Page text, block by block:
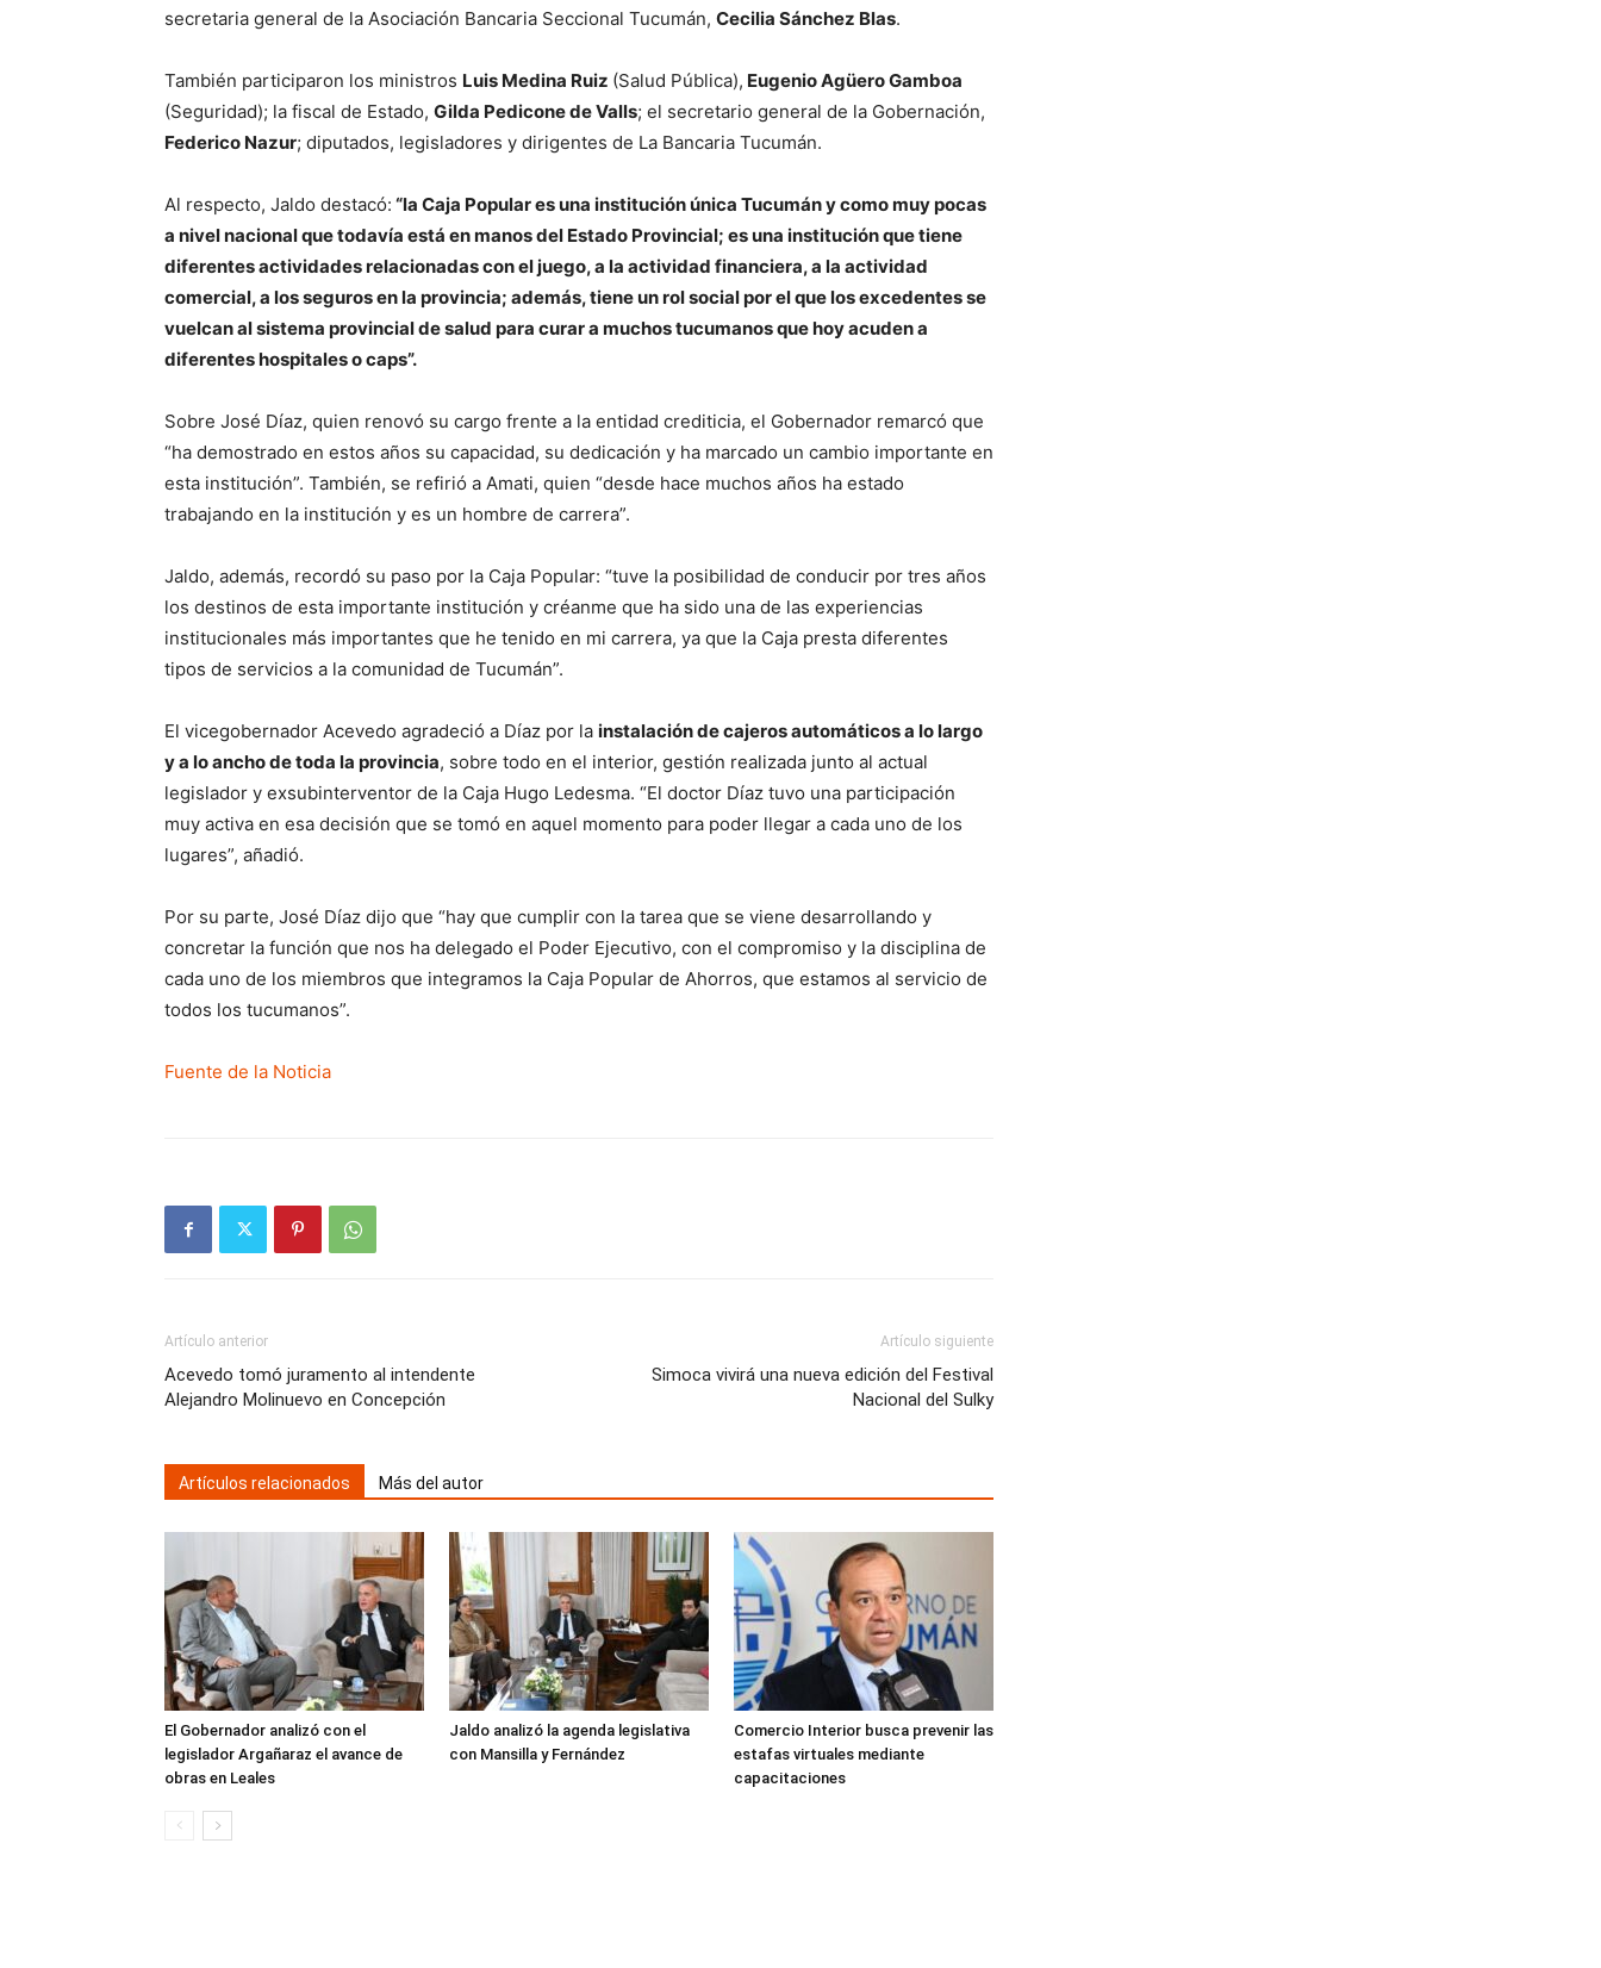
secretaria general de la Asociación Bancaria Seccional Tucumán, Cecilia Sánchez Blas.
También participaron los ministros Luis Medina Ruiz (Salud Pública), Eugenio Agüero Gamboa
(Seguridad); la fiscal de Estado, Gilda Pedicone de Valls; el secretario general de la Gobernación,
Federico Nazur; diputados, legisladores y dirigentes de La Bancaria Tucumán.
Al respecto, Jaldo destacó: “la Caja Popular es una institución única Tucumán y como muy pocas
a nivel nacional que todavía está en manos del Estado Provincial; es una institución que tiene
diferentes actividades relacionadas con el juego, a la actividad financiera, a la actividad
comercial, a los seguros en la provincia; además, tiene un rol social por el que los excedentes se
vuelcan al sistema provincial de salud para curar a muchos tucumanos que hoy acuden a
diferentes hospitales o caps”.
Sobre José Díaz, quien renovó su cargo frente a la entidad crediticia, el Gobernador remarcó que
“ha demostrado en estos años su capacidad, su dedicación y ha marcado un cambio importante en
esta institución”. También, se refirió a Amati, quien “desde hace muchos años ha estado
trabajando en la institución y es un hombre de carrera”.
Jaldo, además, recordó su paso por la Caja Popular: “tuve la posibilidad de conducir por tres años
los destinos de esta importante institución y créanme que ha sido una de las experiencias
institucionales más importantes que he tenido en mi carrera, ya que la Caja presta diferentes
tipos de servicios a la comunidad de Tucumán”.
El vicegobernador Acevedo agradeció a Díaz por la instalación de cajeros automáticos a lo largo
y a lo ancho de toda la provincia, sobre todo en el interior, gestión realizada junto al actual
legislador y exsubinterventor de la Caja Hugo Ledesma. “El doctor Díaz tuvo una participación
muy activa en esa decisión que se tomó en aquel momento para poder llegar a cada uno de los
lugares”, añadió.
Por su parte, José Díaz dijo que “hay que cumplir con la tarea que se viene desarrollando y
concretar la función que nos ha delegado el Poder Ejecutivo, con el compromiso y la disciplina de
cada uno de los miembros que integramos la Caja Popular de Ahorros, que estamos al servicio de
todos los tucumanos”.
Fuente de la Noticia
Artículo anterior
Acevedo tomó juramento al intendente
Alejandro Molinuevo en Concepción
Artículo siguiente
Simoca vivirá una nueva edición del Festival
Nacional del Sulky
Artículos relacionados Más del autor
El Gobernador analizó con el
legislador Argañaraz el avance de
obras en Leales
Jaldo analizó la agenda legislativa
con Mansilla y Fernández
Comercio Interior busca prevenir las
estafas virtuales mediante
capacitaciones